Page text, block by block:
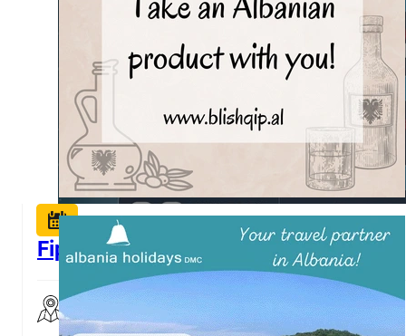
Fip Platinium Albania- në Tiranë
Skanderbeg Square